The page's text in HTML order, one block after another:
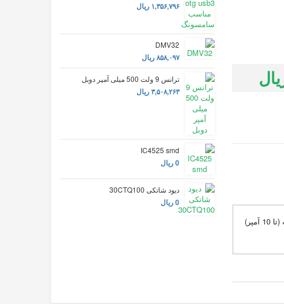
این مبدل , کاهنده ولتاژ بوده و با اتصال یک ولتاژ اولیه به آن می توان با استفاده از پتانسیومتر روی برد یک ولتاژ خروجی متغیر تا ولتاژ اولیه (تا 10 آمپر)
۱,۳۵۶,۷۹۶ ریال
DMV32
۸۵۸,۰۹۷ ریال
ترانس 9 ولت 500 میلی آمپر دوبل
۳,۵۰۸,۲۶۳ ریال
IC4525 smd
0 ریال
دیود شاتکی 30CTQ100
0 ریال